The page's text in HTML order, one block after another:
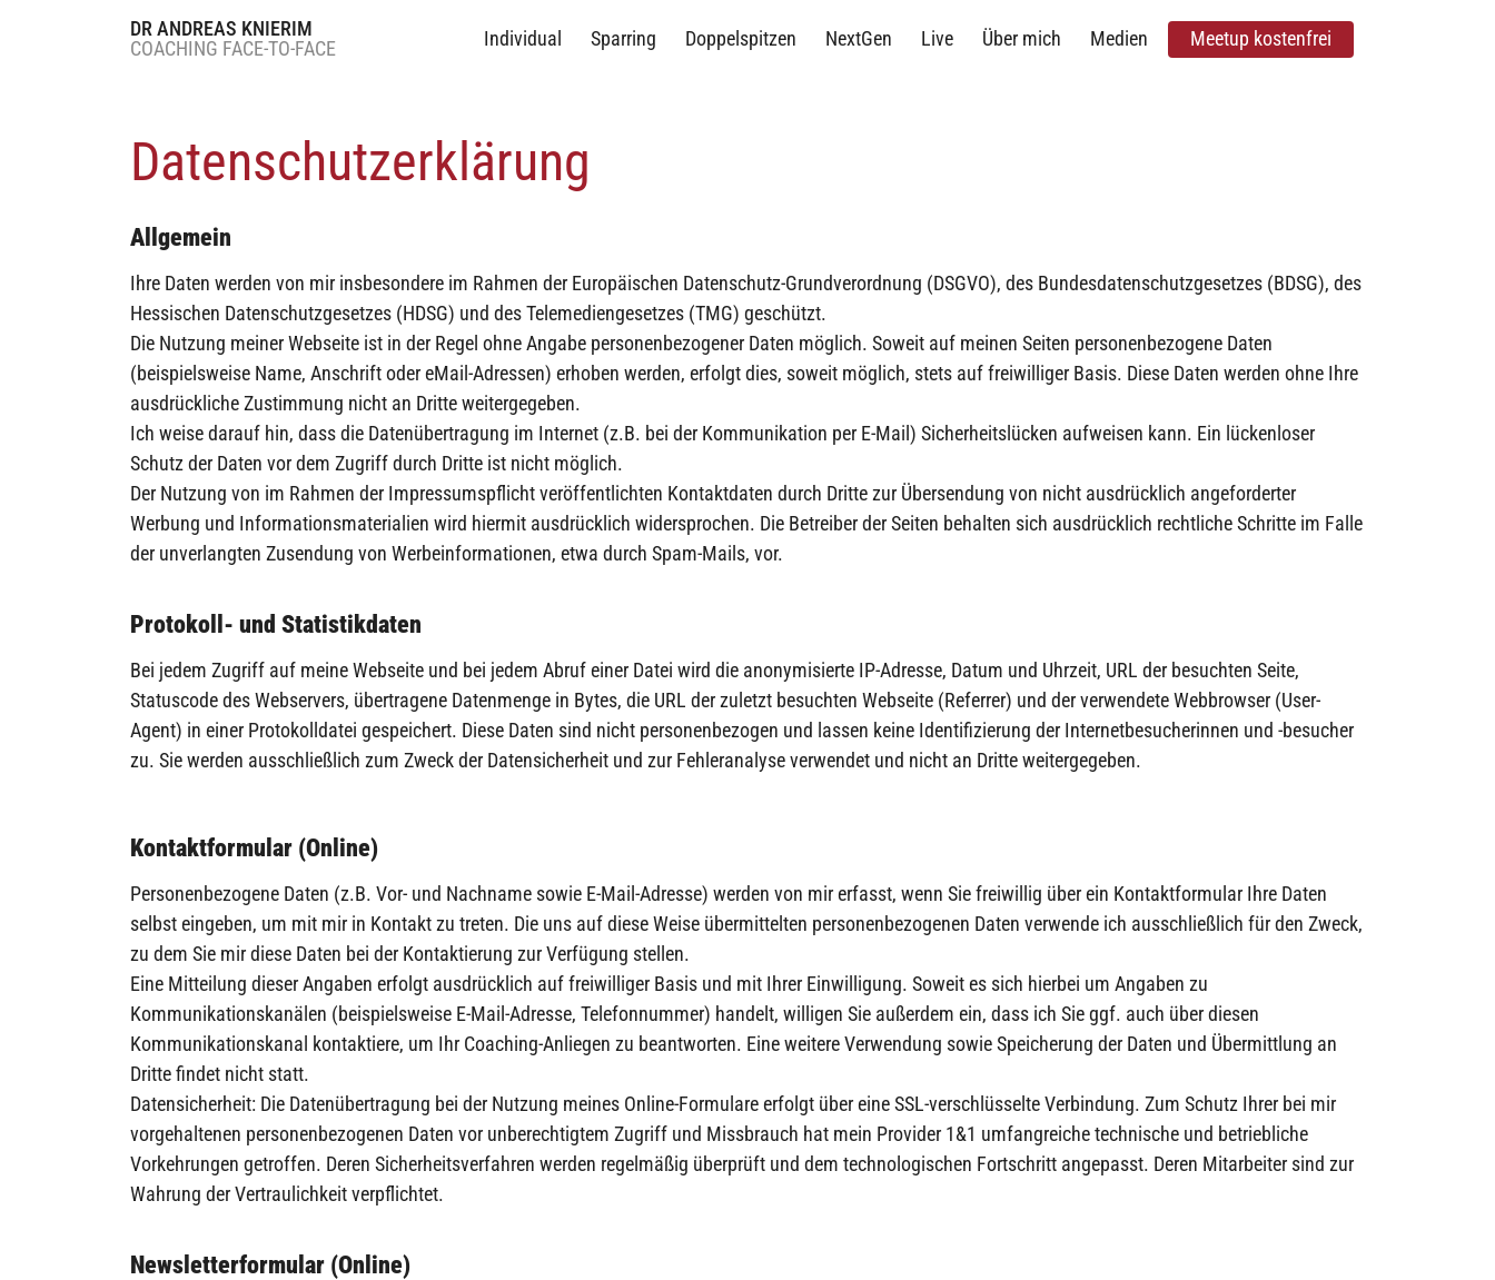
DR ANDREAS KNIERIM
COACHING FACE-TO-FACE
Individual Sparring Doppelspitzen NextGen Live Über mich Medien Meetup kostenfrei
Datenschutzerklärung
Allgemein
Ihre Daten werden von mir insbesondere im Rahmen der Europäischen Datenschutz-Grundverordnung (DSGVO), des Bundesdatenschutzgesetzes (BDSG), des
Hessischen Datenschutzgesetzes (HDSG) und des Telemediengesetzes (TMG) geschützt.
Die Nutzung meiner Webseite ist in der Regel ohne Angabe personenbezogener Daten möglich. Soweit auf meinen Seiten personenbezogene Daten
(beispielsweise Name, Anschrift oder eMail-Adressen) erhoben werden, erfolgt dies, soweit möglich, stets auf freiwilliger Basis. Diese Daten werden ohne Ihre
ausdrückliche Zustimmung nicht an Dritte weitergegeben.
Ich weise darauf hin, dass die Datenübertragung im Internet (z.B. bei der Kommunikation per E-Mail) Sicherheitslücken aufweisen kann. Ein lückenloser
Schutz der Daten vor dem Zugriff durch Dritte ist nicht möglich.
Der Nutzung von im Rahmen der Impressumspflicht veröffentlichten Kontaktdaten durch Dritte zur Übersendung von nicht ausdrücklich angeforderter
Werbung und Informationsmaterialien wird hiermit ausdrücklich widersprochen. Die Betreiber der Seiten behalten sich ausdrücklich rechtliche Schritte im Falle
der unverlangten Zusendung von Werbeinformationen, etwa durch Spam-Mails, vor.
Protokoll- und Statistikdaten
Bei jedem Zugriff auf meine Webseite und bei jedem Abruf einer Datei wird die anonymisierte IP-Adresse, Datum und Uhrzeit, URL der besuchten Seite,
Statuscode des Webservers, übertragene Datenmenge in Bytes, die URL der zuletzt besuchten Webseite (Referrer) und der verwendete Webbrowser (User-
Agent) in einer Protokolldatei gespeichert. Diese Daten sind nicht personenbezogen und lassen keine Identifizierung der Internetbesucherinnen und -besucher
zu. Sie werden ausschließlich zum Zweck der Datensicherheit und zur Fehleranalyse verwendet und nicht an Dritte weitergegeben.
Kontaktformular (Online)
Personenbezogene Daten (z.B. Vor- und Nachname sowie E-Mail-Adresse) werden von mir erfasst, wenn Sie freiwillig über ein Kontaktformular Ihre Daten
selbst eingeben, um mit mir in Kontakt zu treten. Die uns auf diese Weise übermittelten personenbezogenen Daten verwende ich ausschließlich für den Zweck,
zu dem Sie mir diese Daten bei der Kontaktierung zur Verfügung stellen.
Eine Mitteilung dieser Angaben erfolgt ausdrücklich auf freiwilliger Basis und mit Ihrer Einwilligung. Soweit es sich hierbei um Angaben zu
Kommunikationskanälen (beispielsweise E-Mail-Adresse, Telefonnummer) handelt, willigen Sie außerdem ein, dass ich Sie ggf. auch über diesen
Kommunikationskanal kontaktiere, um Ihr Coaching-Anliegen zu beantworten. Eine weitere Verwendung sowie Speicherung der Daten und Übermittlung an
Dritte findet nicht statt.
Datensicherheit: Die Datenübertragung bei der Nutzung meines Online-Formulare erfolgt über eine SSL-verschlüsselte Verbindung. Zum Schutz Ihrer bei mir
vorgehaltenen personenbezogenen Daten vor unberechtigtem Zugriff und Missbrauch hat mein Provider 1&1 umfangreiche technische und betriebliche
Vorkehrungen getroffen. Deren Sicherheitsverfahren werden regelmäßig überprüft und dem technologischen Fortschritt angepasst. Deren Mitarbeiter sind zur
Wahrung der Vertraulichkeit verpflichtet.
Newsletterformular (Online)